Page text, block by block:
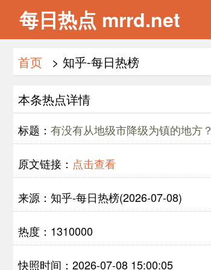
每日热点 mrrd.net
首页 > 知乎-每日热榜
本条热点详情
标题： 有没有从地级市降级为镇的地方？
原文链接： 点击查看
来源：知乎-每日热榜(2026-07-08)
热度：1310000
快照时间：2026-07-08 15:00:05